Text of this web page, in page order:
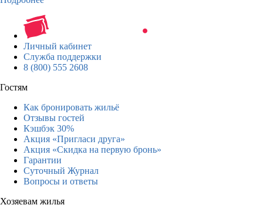
Личный кабинет
Служба поддержки
8 (800) 555 2608
Гостям
Как бронировать жильё
Отзывы гостей
Кэшбэк 30%
Акция «Пригласи друга»
Акция «Скидка на первую бронь»
Гарантии
Суточный Журнал
Вопросы и ответы
Хозяевам жилья